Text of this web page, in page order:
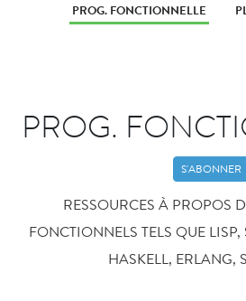
PROG. FONCTIONNELLE
PROG.
S'ABONNER
RESSOURCES À PROPOS
FONCTIONNELS TELS QUE
HASKELL, ERLANG,